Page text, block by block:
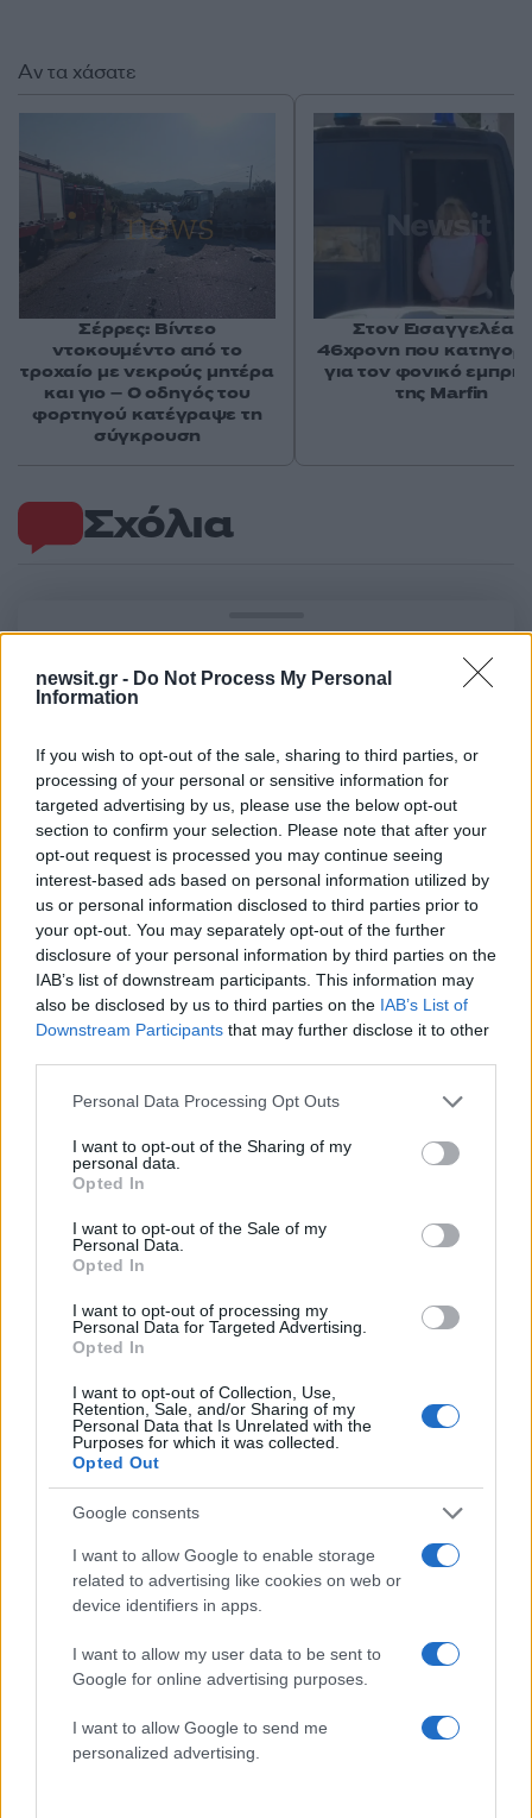
newsit.gr - Do Not Process My Personal
Information
If you wish to opt-out of the sale, sharing to third parties, or
processing of your personal or sensitive information for
targeted advertising by us, please use the below opt-out
section to confirm your selection. Please note that after your
opt-out request is processed you may continue seeing
interest-based ads based on personal information utilized by
us or personal information disclosed to third parties prior to
your opt-out. You may separately opt-out of the further
disclosure of your personal information by third parties on the
IAB’s list of downstream participants. This information may
also be disclosed by us to third parties on the IAB’s List of
Downstream Participants that may further disclose it to other
Please note that this website/app uses one or more Google
not limited to your visit or usage behaviour. You may click to
grant or deny consent to Google and its third-party tags to
use your data for below specified purposes in below Google
consent section.
Personal Data Processing Opt Outs
I want to opt-out of the Sharing of my
personal data.
Opted In
I want to opt-out of the Sale of my
Personal Data.
Opted In
I want to opt-out of processing my
Personal Data for Targeted Advertising.
Opted In
I want to opt-out of Collection, Use,
Retention, Sale, and/or Sharing of my
Personal Data that Is Unrelated with the
Purposes for which it was collected.
Opted Out
Google consents
I want to allow Google to enable storage
related to advertising like cookies on web or
device identifiers in apps.
I want to allow my user data to be sent to
Google for online advertising purposes.
I want to allow Google to send me
personalized advertising.
Σχόλια
2000 /2000
Υποβολή σχολίου
Όροι Χρήσης. Το site προστατεύεται από reCAPTCHA, ισχύουν
Πολιτική Απορρήτου&Όροι Χρήσηςτης Google.
Πολιτική
Ακολουθήστε το Νewsit.gr στο
τελευταία νέατης ημέρας
Αν τα χάσατε
Σέρρες: Βίντεο
ντοκουμέντο από το
τροχαίο με νεκρούς μητέρα
και γιο – Ο οδηγός του
φορτηγού κατέγραψε τη
σύγκρουση
Στον Εισαγγελέα η
46χρονη που
για τον φονικό
της Marfin
Πιο δημοφιλή
Ο Κώστας Σαμαράς δημοσίευσε μία παιδική
φωτογραφία για την επέτειο θανάτου της
αδελφής του, Λένας
Δολοφονία Βρετανίδας στην Κυψέλη: Οι
δύο καταθέσεις «κλειδί» της συζύγου του
26χρονου Αφγανού – Το στίγμα του
κινητού, η θεία από την Ινδία και τα
απειλητικά μηνύματα
«Αφιέρωσε τη ζωή της στο να βοηθά
ανθρώπους που είχαν ανάγκη» - Η πρώτη
δήλωση της οικογένειας της 38χρονης
Η Ελένη Φωτοπούλου ευχήθηκε για τη
γιορτή του Άκη Παυλόπουλου: «Δεκαπέντε